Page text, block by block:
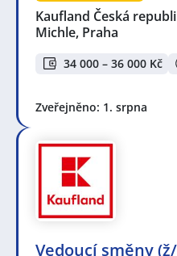
Kaufland Česká
Michle, Praha
34 000 – 36 000 Kč
Zveřejněno: 1. srpna
Vedoucí směny